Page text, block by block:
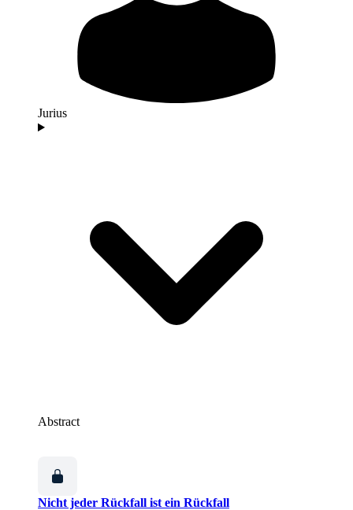
Jurius
Abstract
Nicht jeder Rückfall ist ein Rückfall